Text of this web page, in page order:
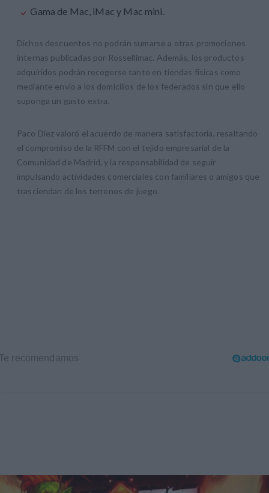
Gama de Mac, iMac y Mac mini.
Dichos descuentos no podrán sumarse a otras promociones
internas publicadas por Rossellimac. Además, los productos
adquiridos podrán recogerse tanto en tiendas físicas como
mediante envío a los domicilios de los federados sin que ello
suponga un gasto extra.
Paco Díez valoró el acuerdo de manera satisfactoria, resaltando
el compromiso de la RFFM con el tejido empresarial de la
Comunidad de Madrid, y la responsabilidad de seguir
impulsando actividades comerciales con familiares o amigos que
trasciendan de los terrenos de juego.